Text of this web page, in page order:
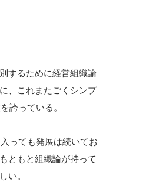
するために経営組織論
、これまたごくシンプ
誇っている。
っても発展は続いてお
ともと組織論が持って
い。